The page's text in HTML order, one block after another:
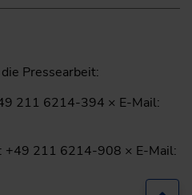
Pressearbeit:
211 6214-394 × E-Mail:
+49 211 6214-908 × E-Mail: